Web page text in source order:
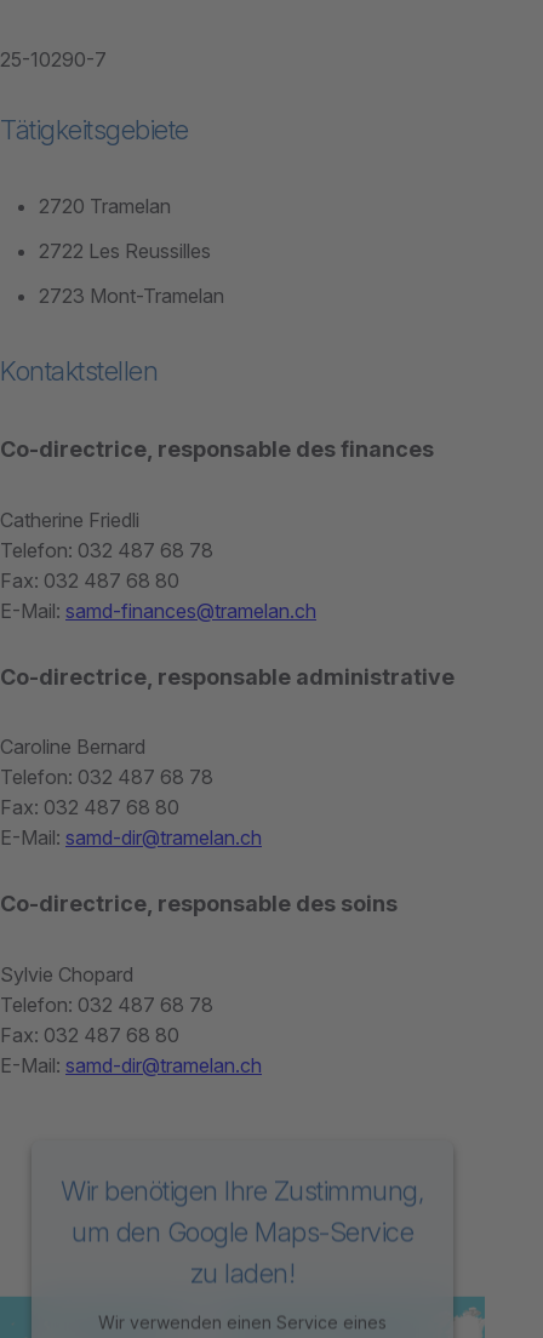
25-10290-7
Tätigkeitsgebiete
2720 Tramelan
2722 Les Reussilles
2723 Mont-Tramelan
Kontaktstellen
Co-directrice, responsable des finances
Catherine Friedli
Telefon: 032 487 68 78
Fax: 032 487 68 80
E-Mail: samd-finances@tramelan.ch
Co-directrice, responsable administrative
Caroline Bernard
Telefon: 032 487 68 78
Fax: 032 487 68 80
E-Mail: samd-dir@tramelan.ch
Co-directrice, responsable des soins
Sylvie Chopard
Telefon: 032 487 68 78
Fax: 032 487 68 80
E-Mail: samd-dir@tramelan.ch
Wir benötigen Ihre Zustimmung,
um den Google Maps-Service
zu laden!
Wir verwenden einen Service eines